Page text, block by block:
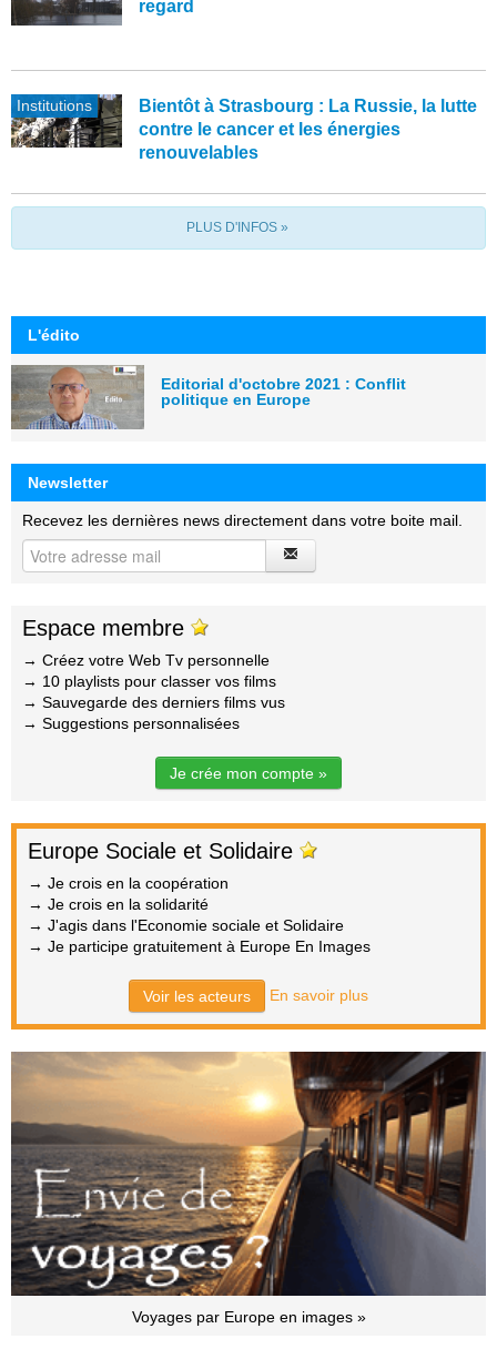
regard
Institutions
Bientôt à Strasbourg : La Russie, la lutte
contre le cancer et les énergies
renouvelables
PLUS D'INFOS »
L'édito
Editorial d'octobre 2021 : Conflit
politique en Europe
Newsletter
Recevez les dernières news directement dans votre boite mail.
Espace membre
→ Créez votre Web Tv personnelle
→ 10 playlists pour classer vos films
→ Sauvegarde des derniers films vus
→ Suggestions personnalisées
Je crée mon compte »
Europe Sociale et Solidaire
→ Je crois en la coopération
→ Je crois en la solidarité
→ J'agis dans l'Economie sociale et Solidaire
→ Je participe gratuitement à Europe En Images
Voir les acteurs En savoir plus
Voyages par Europe en images »